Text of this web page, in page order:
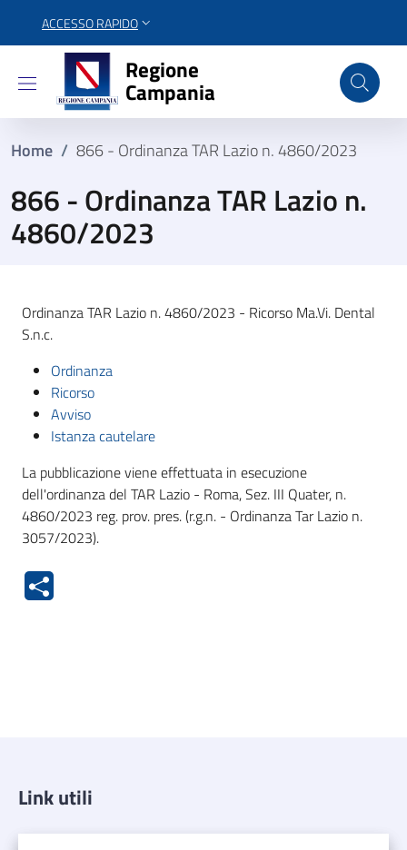
ACCESSO RAPIDO
Regione Campania
Regione
Campania
Home / 866 - Ordinanza TAR Lazio n. 4860/2023
866 - Ordinanza TAR Lazio n.
4860/2023
Ordinanza TAR Lazio n. 4860/2023 - Ricorso Ma.Vi. Dental
S.n.c.
Ordinanza
Ricorso
Avviso
Istanza cautelare
La pubblicazione viene effettuata in esecuzione
dell'ordinanza del TAR Lazio - Roma, Sez. III Quater, n.
4860/2023 reg. prov. pres. (r.g.n. - Ordinanza Tar Lazio n.
3057/2023).
Link utili